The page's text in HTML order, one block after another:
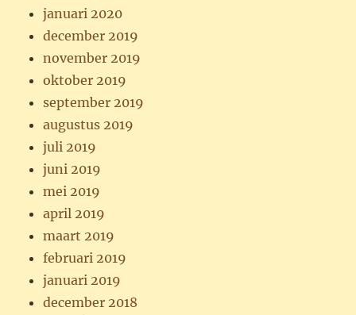
januari 2020
december 2019
november 2019
oktober 2019
september 2019
augustus 2019
juli 2019
juni 2019
mei 2019
april 2019
maart 2019
februari 2019
januari 2019
december 2018